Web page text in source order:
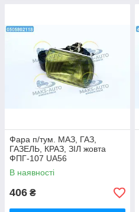
Фара п/тум. МАЗ, ГАЗ,
ГАЗЕЛЬ, КРАЗ, ЗІЛ жовта
ФПГ-107 UA56
В наявності
406 ₴